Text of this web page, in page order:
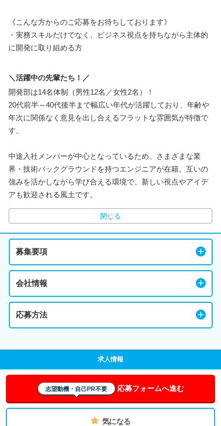
《こんな方からのご応募をお待ちしております》
・実務スキルだけでなく、ビジネス視点を持ちながら主体的
に開発に取り組める方
＼活躍中の先輩たち！／
開発部は14名体制（男性12名／女性2名）！
20代前半～40代後半まで幅広い年代が活躍しており、年齢や
年次に関係なく意見を出し合えるフラットな雰囲気が特徴で
す。
中途入社メンバーが中心となっているため、さまざまな業
界・技術バックグラウンドを持つエンジニアが在籍。互いの
強みを活かしながら学び合える環境で、新しい視点やアイデ
アも歓迎される風土です。
閉じる
募集要項
会社情報
応募方法
求人情報
志望動機・自己PR不要 応募フォームへ進む
気になる